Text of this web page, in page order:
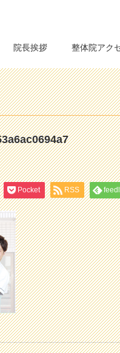
院長挨拶 整体院アク
Pocket RSS